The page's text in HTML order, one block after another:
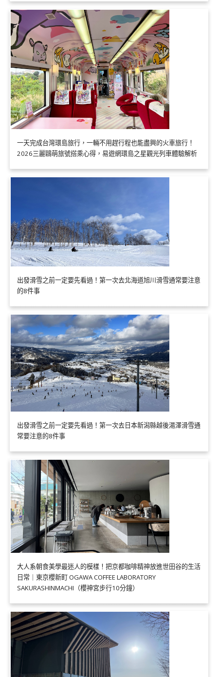
一天完成台灣環島旅行，一輛不用趕行程也能盡興的火車旅行！
2026三麗鷗萌旅號搭乘心得，易遊網環島之星觀光列車體驗解析
出發滑雪之前一定要先看過！第一次去北海道旭川滑雪通常要注意
的8件事
出發滑雪之前一定要先看過！第一次去日本新潟縣越後湯澤滑雪通
常要注意的8件事
大人系朝食美學最迷人的模樣！把京都咖啡精神放進世田谷的生活
日常｜東京櫻新町 OGAWA COFFEE LABORATORY
SAKURASHINMACHI（櫻神宮步行10分鐘）